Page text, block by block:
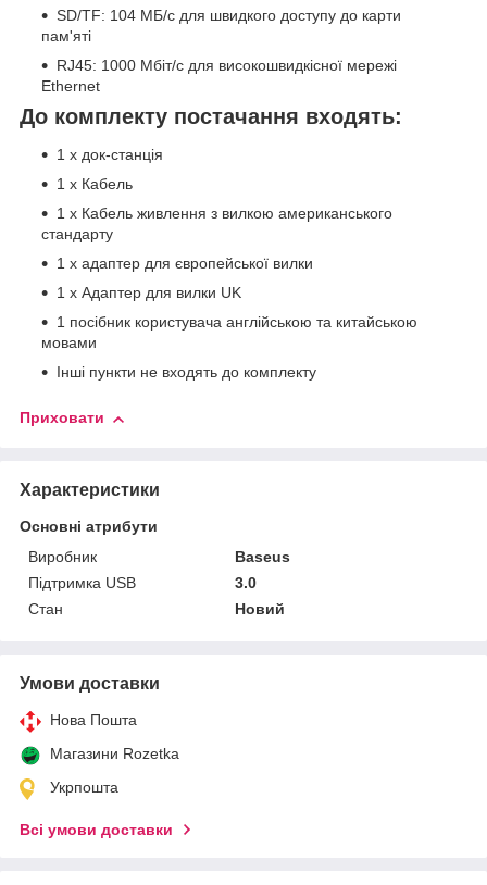
SD/TF: 104 МБ/с для швидкого доступу до карти
пам'яті
RJ45: 1000 Мбіт/с для високошвидкісної мережі
Ethernet
До комплекту постачання входять:
1 х док-станція
1 х Кабель
1 x Кабель живлення з вилкою американського
стандарту
1 х адаптер для європейської вилки
1 x Адаптер для вилки UK
1 посібник користувача англійською та китайською
мовами
Інші пункти не входять до комплекту
Приховати
Характеристики
Основні атрибути
Виробник
Baseus
Підтримка USB
3.0
Стан
Новий
Умови доставки
Нова Пошта
Магазини Rozetka
Укрпошта
Всі умови доставки